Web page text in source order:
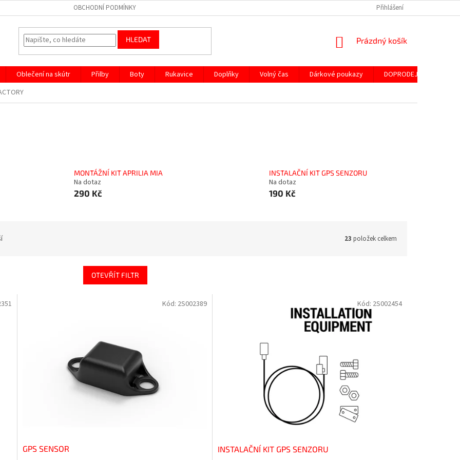
OBCHODNÍ PODMÍNKY Přihlášení
HLEDAT
NÁKUPNÍ
Prázdný košík
Oblečení na skútr Přilby Boty Rukavice Doplňky Volný čas Dárkové poukazy DOPRODEJ ND
MONTÁŽNÍ KIT APRILIA MIA
Na dotaz
290 Kč
INSTALAČNÍ KIT GPS SENZORU
Na dotaz
190 Kč
23 položek celkem
OTEVŘÍT FILTR
GPS SENSOR
Kód: 2S002389
INSTALAČNÍ KIT GPS SENZORU
Kód: 2S002454